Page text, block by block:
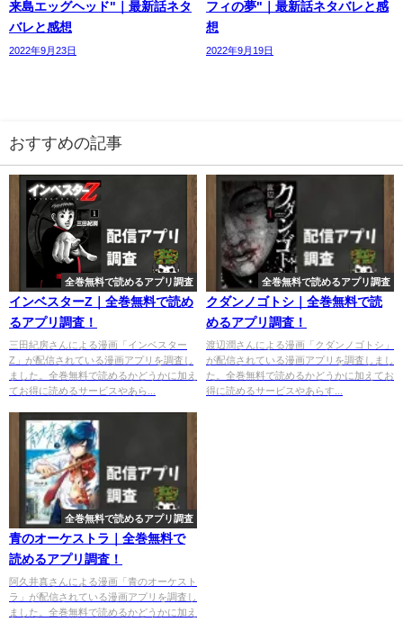
来島エッグヘッド"｜最新話ネタ
バレと感想
2022年9月23日
フィの夢"｜最新話ネタバレと感
想
2022年9月19日
おすすめの記事
全巻無料で読めるアプリ調査
インベスターZ｜全巻無料で読め
るアプリ調査！
三田紀房さんによる漫画「インベスター
Z」が配信されている漫画アプリを調査し
ました。全巻無料で読めるかどうかに加え
てお得に読めるサービスやあら...
全巻無料で読めるアプリ調査
クダンノゴトシ｜全巻無料で読
めるアプリ調査！
渡辺潤さんによる漫画「クダンノゴトシ」
が配信されている漫画アプリを調査しまし
た。全巻無料で読めるかどうかに加えてお
得に読めるサービスやあらす...
全巻無料で読めるアプリ調査
青のオーケストラ｜全巻無料で
読めるアプリ調査！
阿久井真さんによる漫画「青のオーケスト
ラ」が配信されている漫画アプリを調査し
ました。全巻無料で読めるかどうかに加え